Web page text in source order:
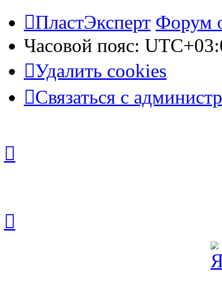
ПластЭксперт Форум
Часовой пояс:
Удалить cookies
Связаться с